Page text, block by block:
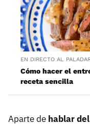
EN DIRECTO AL
Cómo hacer el
receta sencilla
Aparte de hablar